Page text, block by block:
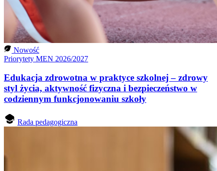
Nowość
Priorytety MEN 2026/2027
Edukacja zdrowotna w praktyce szkolnej – zdrowy
styl życia, aktywność fizyczna i bezpieczeństwo w
codziennym funkcjonowaniu szkoły
Rada pedagogiczna